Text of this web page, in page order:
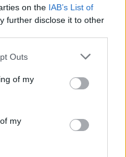
on the IAB’s List of
further disclose it to other
Outs
of my
my
Metlen: Ρεκόρ EBITDA στο α'
εξάμηνο, στα 550 εκατ. ευρώ –
Καθαρά κέρδη 313 εκατ. ευρώ
KG Mobility